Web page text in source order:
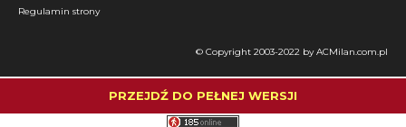
Regulamin strony
© Copyright 2003-2022 by ACMilan.com.pl
PRZEJDŹ DO PEŁNEJ WERSJI